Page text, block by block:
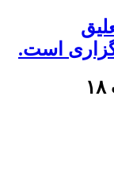
است.